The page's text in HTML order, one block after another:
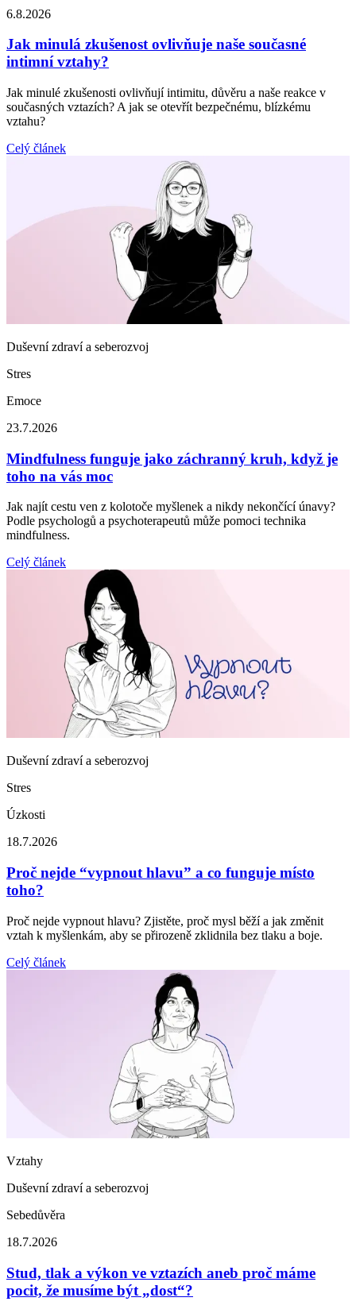
6.8.2026
Jak minulá zkušenost ovlivňuje naše současné
intimní vztahy?
Jak minulé zkušenosti ovlivňují intimitu, důvěru a naše reakce v
současných vztazích? A jak se otevřít bezpečnému, blízkému
vztahu?
Celý článek
Duševní zdraví a seberozvoj
Stres
Emoce
23.7.2026
Mindfulness funguje jako záchranný kruh, když je
toho na vás moc
Jak najít cestu ven z kolotoče myšlenek a nikdy nekončící únavy?
Podle psychologů a psychoterapeutů může pomoci technika
mindfulness.
Celý článek
Duševní zdraví a seberozvoj
Stres
Úzkosti
18.7.2026
Proč nejde “vypnout hlavu” a co funguje místo
toho?
Proč nejde vypnout hlavu? Zjistěte, proč mysl běží a jak změnit
vztah k myšlenkám, aby se přirozeně zklidnila bez tlaku a boje.
Celý článek
Vztahy
Duševní zdraví a seberozvoj
Sebedůvěra
18.7.2026
Stud, tlak a výkon ve vztazích aneb proč máme
pocit, že musíme být „dost“?